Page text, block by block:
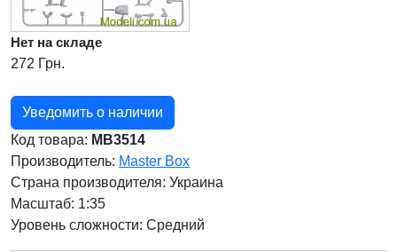
Нет на складе
272 Грн.
Уведомить о наличии
Код товара: MB3514
Производитель: Master Box
Страна производителя: Украина
Масштаб: 1:35
Уровень сложности: Cредний